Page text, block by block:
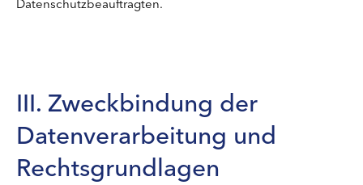
III. Zweckbindung der
Datenverarbeitung und
Rechtsgrundlagen